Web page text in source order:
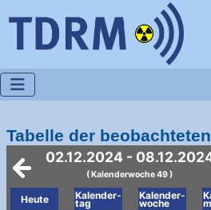
Tabelle der
02.12.2024 -
( Kalenderwoche 49 )
Heute Kalender-
tag
Kalender-
woche